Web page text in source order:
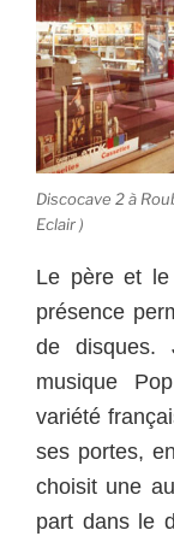
Discocave 2 à
Eclair )
Le père et
présence
de disques.
musique
variété
ses portes,
choisit une
part dans le